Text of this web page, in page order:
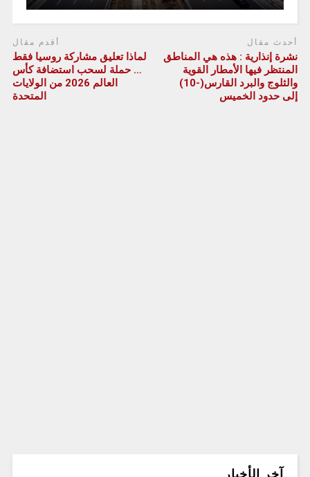
أحدث مقال
نشرة إنذارية : هذه هي المناطق
المنتظر فيها الأمطار القوية
والثلوج والبرد القارس(-10)
إلى حدود الخميس
أقدم مقال
لماذا تعليق مشاركة روسيا فقط
… حملة لسحب استضافة كأس
العالم 2026 من الولايات
المتحدة
آخر الأخبار